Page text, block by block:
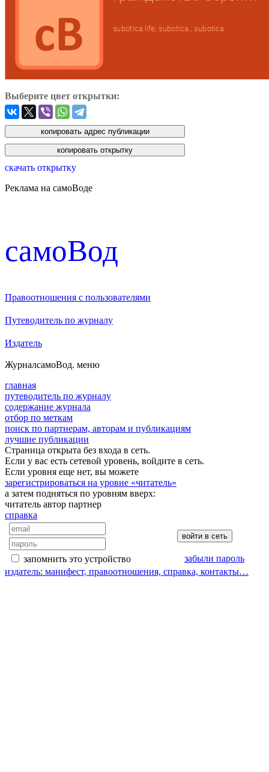
Выберите цвет открытки:
скачать открытку
Реклама на самоВоде
cамоВод
Правоотношения с пользователями
Путеводитель по журналу
Издатель
ЖурналсамоВод. меню
главная
путеводитель по журналу
содержание журнала
отбор по меткам
поиск по партнерам, авторам и публикациям
лучшие публикации
Страница открыта без входа в сеть.
Если у вас есть сетевой уровень, войдите в сеть.
Если уровня еще нет, вы можете
зарегистрироваться на уровне «читатель»
а затем подняться по уровням вверх:
читатель автор партнер
справка
запомнить это устройство
забыли пароль
издатель: манифест, правоотношения, справка, контакты…